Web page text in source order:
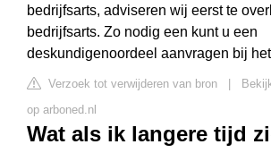
bedrijfsarts, adviseren wij eerst te
bedrijfsarts. Zo nodig een kunt u een
deskundigenoordeel aanvragen bij
Verzoek tot verwijderen van bron
op arboned.nl
Wat als ik langere tijd